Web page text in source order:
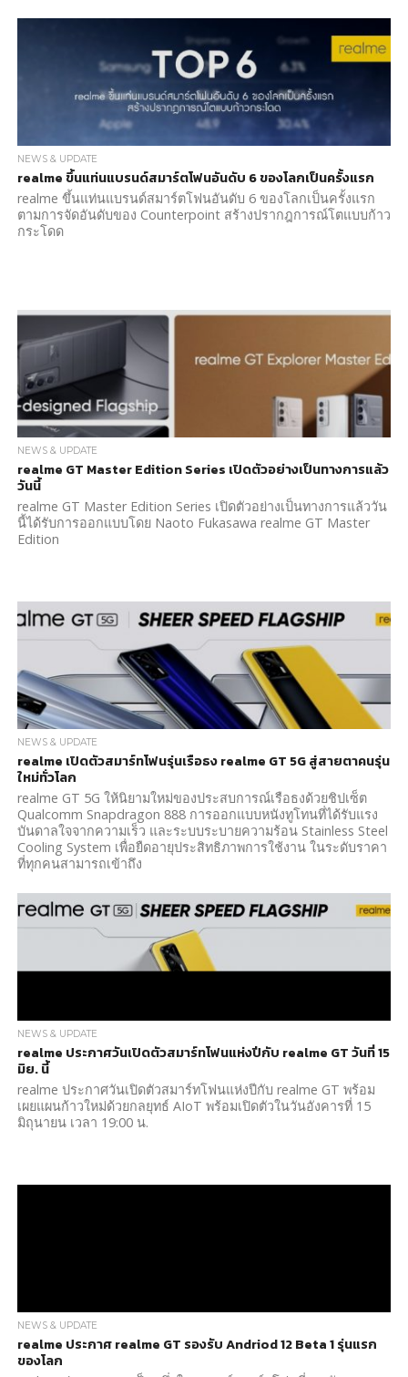
NEWS & UPDATE
realme ขึ้นแท่นแบรนด์สมาร์ตโฟนอันดับ 6 ของโลกเป็นครั้งแรก
realme ขึ้นแท่นแบรนด์สมาร์ตโฟนอันดับ 6 ของโลกเป็นครั้งแรก
ตามการจัดอันดับของ Counterpoint สร้างปรากฎการณ์โตแบบก้าว
กระโดด
NEWS & UPDATE
realme GT Master Edition Series เปิดตัวอย่างเป็นทางการแล้ว
วันนี้
realme GT Master Edition Series เปิดตัวอย่างเป็นทางการแล้ววัน
นี้ได้รับการออกแบบโดย Naoto Fukasawa realme GT Master
Edition
NEWS & UPDATE
realme เปิดตัวสมาร์ทโฟนรุ่นเรือธง realme GT 5G สู่สายตาคนรุ่น
ใหม่ทั่วโลก
realme GT 5G ให้นิยามใหม่ของประสบการณ์เรือธงด้วยชิปเซ็ต
Qualcomm Snapdragon 888 การออกแบบหนังทูโทนที่ได้รับแรง
บันดาลใจจากความเร็ว และระบบระบายความร้อน Stainless Steel
Cooling System เพื่อยืดอายุประสิทธิภาพการใช้งาน ในระดับราคา
ที่ทุกคนสามารถเข้าถึง
NEWS & UPDATE
realme ประกาศวันเปิดตัวสมาร์ทโฟนแห่งปีกับ realme GT วันที่ 15
มิย. นี้
realme ประกาศวันเปิดตัวสมาร์ทโฟนแห่งปีกับ realme GT พร้อม
เผยแผนก้าวใหม่ด้วยกลยุทธ์ AIoT พร้อมเปิดตัวในวันอังคารที่ 15
มิถุนายน เวลา 19:00 น.
NEWS & UPDATE
realme ประกาศ realme GT รองรับ Andriod 12 Beta 1 รุ่นแรก
ของโลก